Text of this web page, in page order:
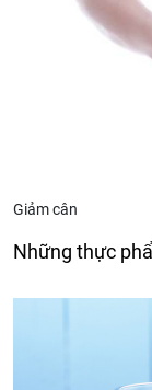
Giảm cân
Những thực